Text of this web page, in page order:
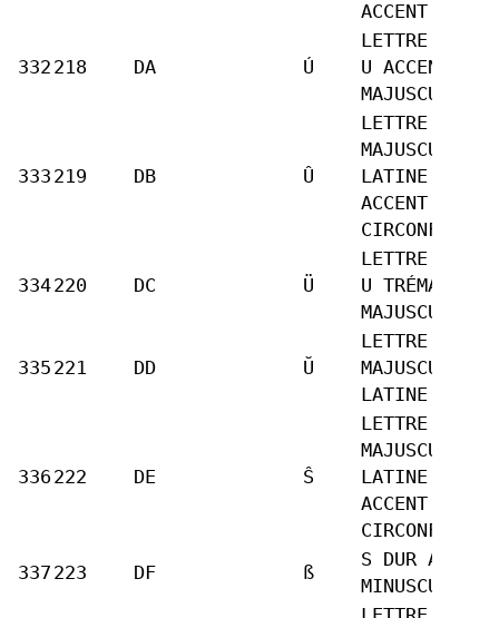
ACCENT GRAVE
332 218 DA Ú
LETTRE
U ACCENT
MAJUSCULE
333 219 DB Û
LETTRE
MAJUSCULE
LATINE U
ACCENT
CIRCONFLEXE
334220 DC Ü
LETTRE
U TRÉMA
MAJUSCULE
335 221 DD Ŭ
LETTRE
MAJUSCULE
LATINE U
336 222 DE Ŝ
LETTRE
MAJUSCULE
LATINE S
ACCENT
CIRCONFLEXE
337 223 DF ß
S DUR
MINUSCULE